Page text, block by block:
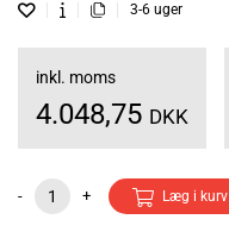
3-6 uger
inkl. moms
4.048,75 DKK
- + Læg i kurv